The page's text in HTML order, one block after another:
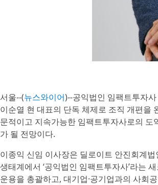
서울--(뉴스와이어)--공익법인 임팩트투자
이순열 현 대표의 단독 체제로 조직 개편을
문적이고 지속가능한 임팩트투자사로의
가 될 전망이다.
이종익 신임 이사장은 딜로이트 안진회계
생태계에서 ‘공익법인 임팩트투자사’라는
운용을 총괄하고, 대기업·공기업과의 사회